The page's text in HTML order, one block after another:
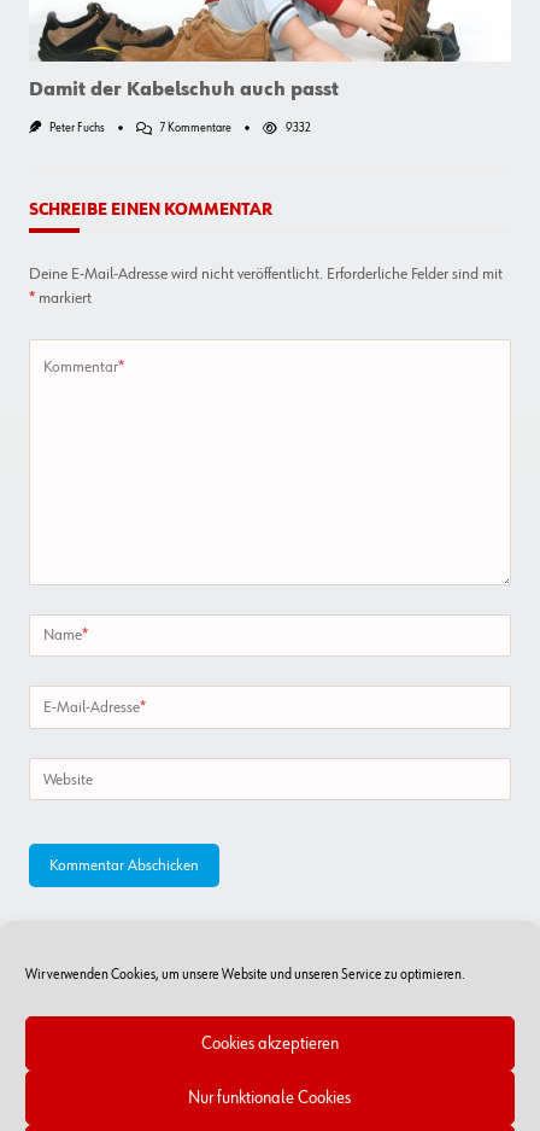
Wir verwenden Cookies, um unsere Website und unseren Service zu optimieren.
Cookies akzeptieren
Nur funktionale Cookies
Damit der Kabelschuh auch passt
Peter Fuchs 7 KommentareZu
Passt
9332
SCHREIBE EINEN KOMMENTAR
Deine E-Mail-Adresse wird nicht veröffentlicht. Erforderliche Felder sind mit
* markiert
Kommentar*
Name*
E-Mail-Adresse*
Website